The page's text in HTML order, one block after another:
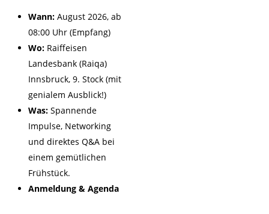
Wann: August 2026, ab
08:00 Uhr (Empfang)
Wo: Raiffeisen
Landesbank (Raiqa)
Innsbruck, 9. Stock (mit
genialem Ausblick!)
Was: Spannende
Impulse, Networking
und direktes Q&A bei
einem gemütlichen
Frühstück.
Anmeldung & Agenda